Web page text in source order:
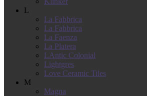
L
La Fabbrica
La Fabbrica
La Faenza
La Platera
LAntic Colonial
Lightgres
Love Ceramic Tiles
M
Magna